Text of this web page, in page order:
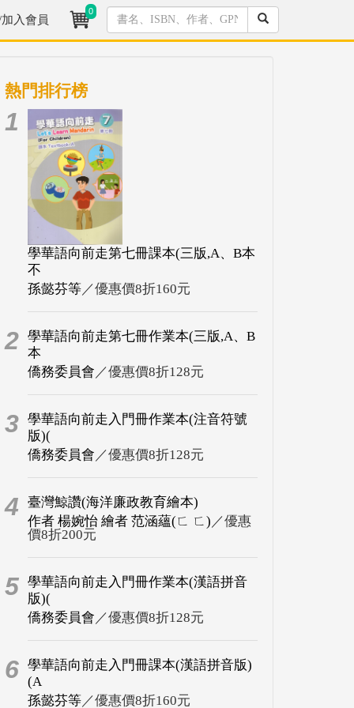
入會員
0
熱門排行榜
1
學華語向前走第七冊課本(三版,A、B本
不
孫懿芬等／優惠價8折160元
2 學華語向前走第七冊作業本(三版,A、B
本
僑務委員會 ／優惠價8折128元
3 學華語向前走入門冊作業本(注音符號
版)(
僑務委員會 ／優惠價8折128元
4
臺灣鯨讚(海洋廉政教育繪本)
作者 楊婉怡 繪者 范涵蘊(ㄈ ㄈ) ／優惠
價8折200元
5 學華語向前走入門冊作業本(漢語拼音
版)(
僑務委員會 ／優惠價8折128元
6 學華語向前走入門冊課本(漢語拼音版)
(A
孫懿芬等／優惠價8折160元